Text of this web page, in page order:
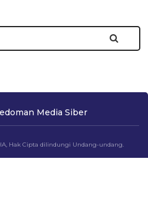
Media Siber
Hak Cipta dilindungi Undang-undang.